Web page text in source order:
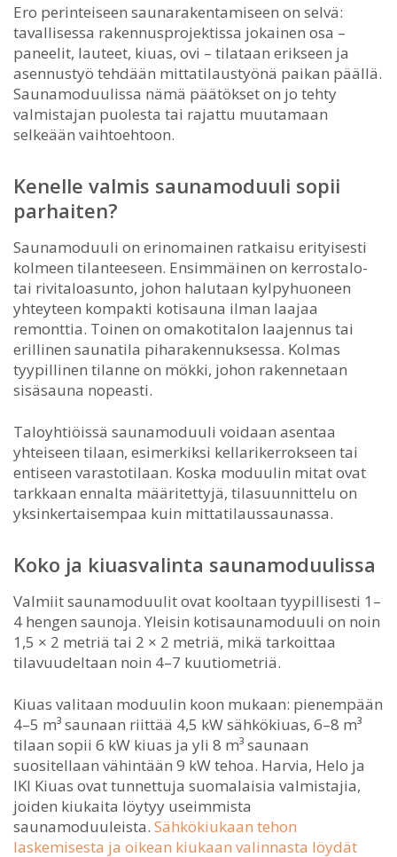
Ero perinteiseen saunarakentamiseen on selvä:
tavallisessa rakennusprojektissa jokainen osa –
paneelit, lauteet, kiuas, ovi – tilataan erikseen ja
asennustyö tehdään mittatilaustyönä paikan päällä.
Saunamoduulissa nämä päätökset on jo tehty
valmistajan puolesta tai rajattu muutamaan
selkeään vaihtoehtoon.
Kenelle valmis saunamoduuli sopii
parhaiten?
Saunamoduuli on erinomainen ratkaisu erityisesti
kolmeen tilanteeseen. Ensimmäinen on kerrostalo-
tai rivitaloasunto, johon halutaan kylpyhuoneen
yhteyteen kompakti kotisauna ilman laajaa
remonttia. Toinen on omakotitalon laajennus tai
erillinen saunatila piharakennuksessa. Kolmas
tyypillinen tilanne on mökki, johon rakennetaan
sisäsauna nopeasti.
Taloyhtiöissä saunamoduuli voidaan asentaa
yhteiseen tilaan, esimerkiksi kellarikerrokseen tai
entiseen varastotilaan. Koska moduulin mitat ovat
tarkkaan ennalta määritettyjä, tilasuunnittelu on
yksinkertaisempaa kuin mittatilaussaunassa.
Koko ja kiuasvalinta saunamoduulissa
Valmiit saunamoduulit ovat kooltaan tyypillisesti 1–
4 hengen saunoja. Yleisin kotisaunamoduuli on noin
1,5 × 2 metriä tai 2 × 2 metriä, mikä tarkoittaa
tilavuudeltaan noin 4–7 kuutiometriä.
Kiuas valitaan moduulin koon mukaan: pienempään
4–5 m³ saunaan riittää 4,5 kW sähkökiuas, 6–8 m³
tilaan sopii 6 kW kiuas ja yli 8 m³ saunaan
suositellaan vähintään 9 kW tehoa. Harvia, Helo ja
IKI Kiuas ovat tunnettuja suomalaisia valmistajia,
joiden kiukaita löytyy useimmista
saunamoduuleista. Sähkökiukaan tehon
laskemisesta ja oikean kiukaan valinnasta löydät